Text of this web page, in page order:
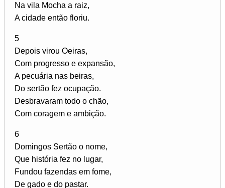
Na vila Mocha a raiz,
A cidade então floriu.
5
Depois virou Oeiras,
Com progresso e expansão,
A pecuária nas beiras,
Do sertão fez ocupação.
Desbravaram todo o chão,
Com coragem e ambição.
6
Domingos Sertão o nome,
Que história fez no lugar,
Fundou fazendas em fome,
De gado e do pastar.